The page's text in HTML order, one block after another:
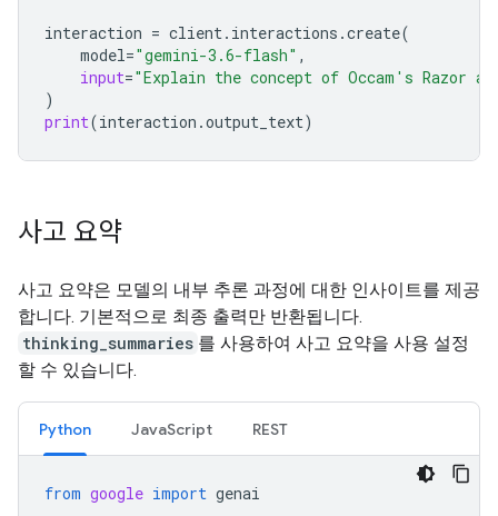
interaction = client. interactions .create(
model="gemini-3.6-flash" ,
input="Explain the concept of Occam's Razor
)
print(interaction .output_text)
사고 요약
사고 요약은 모델의 내부 추론 과정에 대한 인사이트를 제공
합니다. 기본적으로 최종 출력만 반환됩니다.
thinking_summaries 를 사용하여 사고 요약을 사용 설정
할 수 있습니다.
Python JavaScript REST
from google import genai